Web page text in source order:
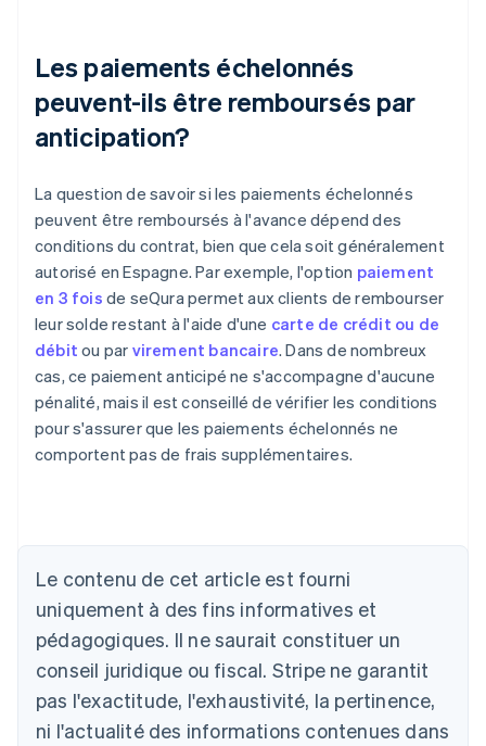
Les paiements échelonnés
peuvent-ils être remboursés par
anticipation?
La question de savoir si les paiements échelonnés
peuvent être remboursés à l'avance dépend des
conditions du contrat, bien que cela soit généralement
autorisé en Espagne. Par exemple, l'option paiement
en 3 fois de seQura permet aux clients de rembourser
leur solde restant à l'aide d'une carte de crédit ou de
débit ou par virement bancaire. Dans de nombreux
cas, ce paiement anticipé ne s'accompagne d'aucune
pénalité, mais il est conseillé de vérifier les conditions
pour s'assurer que les paiements échelonnés ne
comportent pas de frais supplémentaires.
Le contenu de cet article est fourni
uniquement à des fins informatives et
pédagogiques. Il ne saurait constituer un
conseil juridique ou fiscal. Stripe ne garantit
pas l'exactitude, l'exhaustivité, la pertinence,
ni l'actualité des informations contenues dans
Australie
Autriche
DeutschEnglish
Belgique
NederlandsFrançais DeutschEnglish
Brésil
PortuguêsEnglish